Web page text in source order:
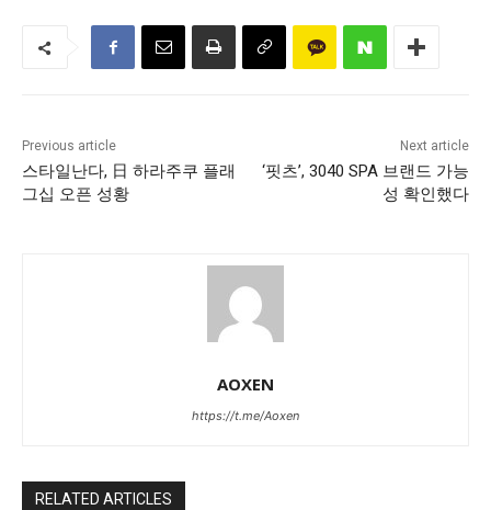
Previous article
스타일난다, 日 하라주쿠 플래
그십 오픈 성황
Next article
‘핏츠’, 3040 SPA 브랜드 가능
성 확인했다
AOXEN
https://t.me/Aoxen
RELATED ARTICLES